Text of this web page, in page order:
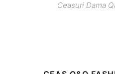
Ceasuri Dama